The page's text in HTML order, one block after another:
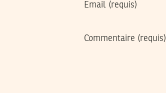
Email (requis)
Commentaire (requis)